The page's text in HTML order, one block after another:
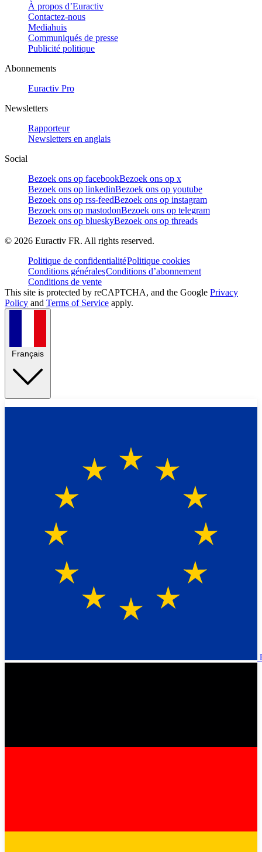
À propos d’Euractiv
Contactez-nous
Mediahuis
Communiqués de presse
Publicité politique
Abonnements
Euractiv Pro
Newsletters
Rapporteur
Newsletters en anglais
Social
Bezoek ons op facebookBezoek ons op x
Bezoek ons op linkedinBezoek ons op youtube
Bezoek ons op rss-feedBezoek ons op instagram
Bezoek ons op mastodonBezoek ons op telegram
Bezoek ons op blueskyBezoek ons op threads
© 2026 Euractiv FR. All rights reserved.
Politique de confidentialitéPolitique cookies
Conditions généralesConditions d’abonnement
Conditions de vente
This site is protected by reCAPTCHA, and the Google Privacy
Policy and Terms of Service apply.
Français